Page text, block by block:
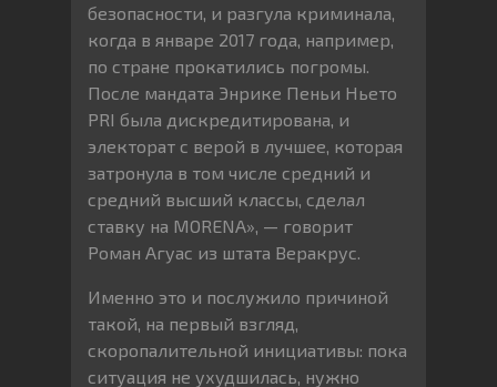
безопасности, и разгула криминала,
когда в январе 2017 года, например,
по стране прокатились погромы.
После мандата Энрике Пеньи Ньето
PRI была дискредитирована, и
электорат с верой в лучшее, которая
затронула в том числе средний и
средний высший классы, сделал
ставку на MORENA», — говорит
Роман Агуас из штата Веракрус.
Именно это и послужило причиной
такой, на первый взгляд,
скоропалительной инициативы: пока
ситуация не ухудшилась, нужно